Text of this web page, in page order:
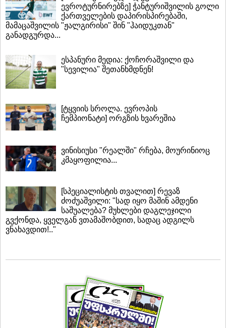
ევროტურნირებზე] ჭანტურიშვილის გოლი
ქართველების დაპირისპირებაში,
მამაცაშვილის "ჟალგირისი" შინ "ჰაიდუკთან"
განადგურდა...
ესპანური მედია: ქოჩორაშვილი და
"სევილია" შეთანხმდნენ!
[ტყვიის სროლა. ევროპის
ჩემპიონატი] ორგზის ხვარეშია
ვინისიუსი "რეალში" რჩება, მოურინიოც
კმაყოფილია...
[სპეციალისტის თვალით] რევაზ
ძოძუაშვილი: "სად იყო მაშინ ამდენი
საშუალება? მუხლები დაგლეჯილი
გვქონდა, ყველგან ვთამაშობდით, სადაც ადგილს
ვნახავდით!.."